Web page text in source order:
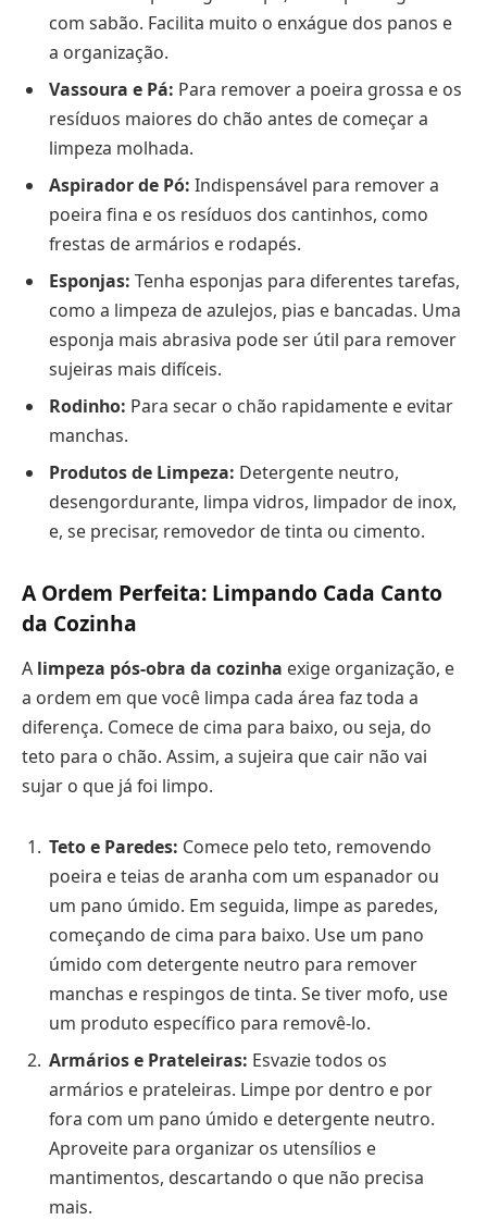
com sabão. Facilita muito o enxágue dos panos e
a organização.
Vassoura e Pá: Para remover a poeira grossa e os
resíduos maiores do chão antes de começar a
limpeza molhada.
Aspirador de Pó: Indispensável para remover a
poeira fina e os resíduos dos cantinhos, como
frestas de armários e rodapés.
Esponjas: Tenha esponjas para diferentes tarefas,
como a limpeza de azulejos, pias e bancadas. Uma
esponja mais abrasiva pode ser útil para remover
sujeiras mais difíceis.
Rodinho: Para secar o chão rapidamente e evitar
manchas.
Produtos de Limpeza: Detergente neutro,
desengordurante, limpa vidros, limpador de inox,
e, se precisar, removedor de tinta ou cimento.
A Ordem Perfeita: Limpando Cada Canto
da Cozinha
A limpeza pós-obra da cozinha exige organização, e
a ordem em que você limpa cada área faz toda a
diferença. Comece de cima para baixo, ou seja, do
teto para o chão. Assim, a sujeira que cair não vai
sujar o que já foi limpo.
Teto e Paredes: Comece pelo teto, removendo
poeira e teias de aranha com um espanador ou
um pano úmido. Em seguida, limpe as paredes,
começando de cima para baixo. Use um pano
úmido com detergente neutro para remover
manchas e respingos de tinta. Se tiver mofo, use
um produto específico para removê-lo.
Armários e Prateleiras: Esvazie todos os
armários e prateleiras. Limpe por dentro e por
fora com um pano úmido e detergente neutro.
Aproveite para organizar os utensílios e
mantimentos, descartando o que não precisa
mais.